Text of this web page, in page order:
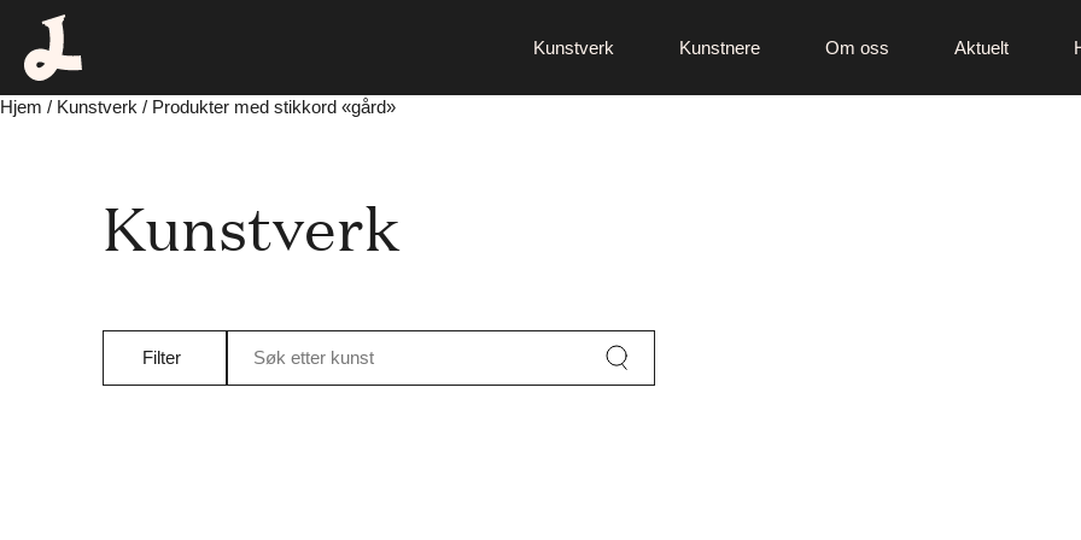
Kunstverk Kunstnere Om oss Aktuelt
Hjem / Kunstverk / Produkter med stikkord «gård»
Kunstverk
Filter Søk etter kunst